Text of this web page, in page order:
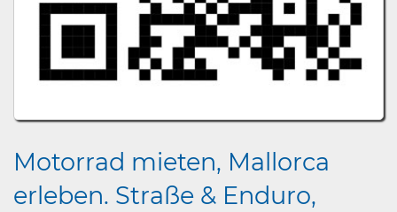
Motorrad mieten, Mallorca
erleben. Straße & Enduro,